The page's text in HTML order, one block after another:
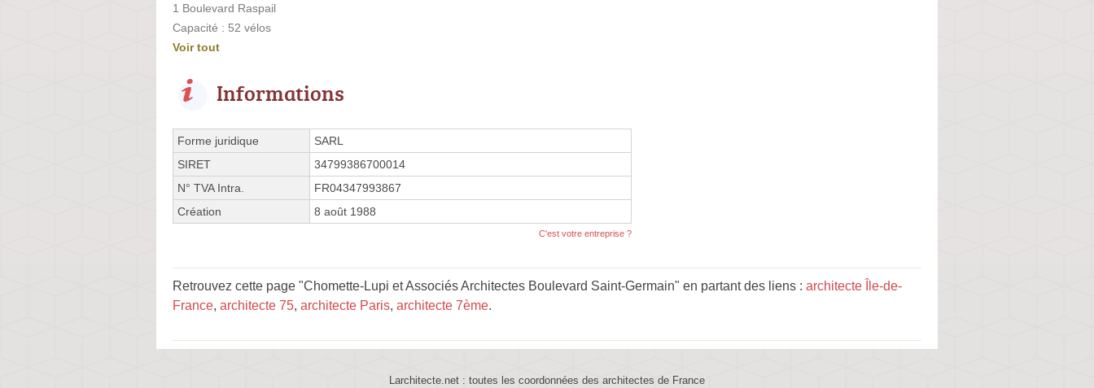
1 Boulevard Raspail
Capacité : 52 vélos
Voir tout
Informations
Forme juridique
SARL
SIRET
34799386700014
N° TVA Intra.
FR04347993867
Création
8 août 1988
C'est votre entreprise ?
Retrouvez cette page "Chomette-Lupi et Associés Architectes Boulevard Saint-Germain" en partant des liens : architecte Île-de-
France, architecte 75, architecte Paris, architecte 7ème.
Larchitecte.net : toutes les coordonnées des architectes de France